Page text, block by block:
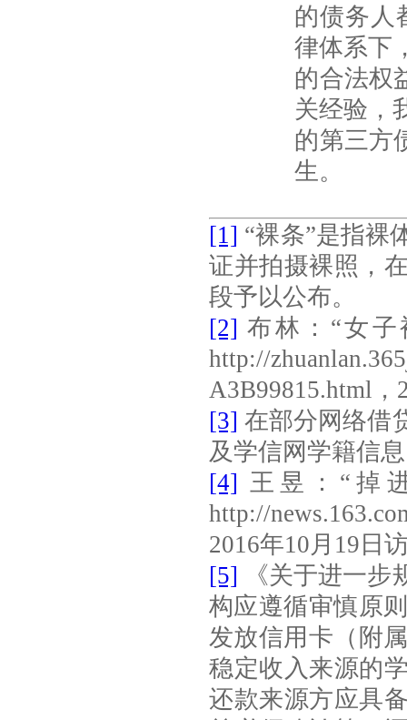
的债务人
律体系下
的合法权
关经验，
的第三方
生。
[1] “裸条”是指裸
证并拍摄裸照，
段予以公布。
[2] 布林：“女
http://
A3B99815.html ，
[3] 在部分网络借
及学信网学籍信
[4] 王昱：“掉
http://
2016年10 月 19 日
[5]
《关于进一
构应遵循审慎原
发放信用卡（附
稳定收入来源的
还款来源方应具